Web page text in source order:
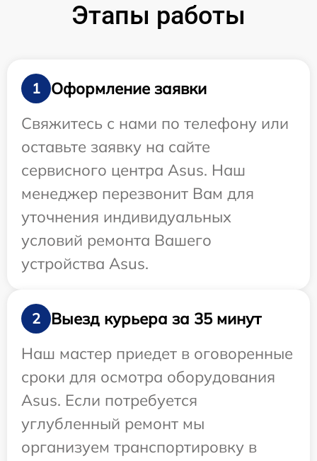
Этапы работы
1
Оформление заявки
Свяжитесь с нами по телефону или
оставьте заявку на сайте
сервисного центра Asus. Наш
менеджер перезвонит Вам для
уточнения индивидуальных
условий ремонта Вашего
устройства Asus.
2
Выезд курьера за 35 минут
Наш мастер приедет в оговоренные
сроки для осмотра оборудования
Asus. Если потребуется
углубленный ремонт мы
организуем транспортировку в